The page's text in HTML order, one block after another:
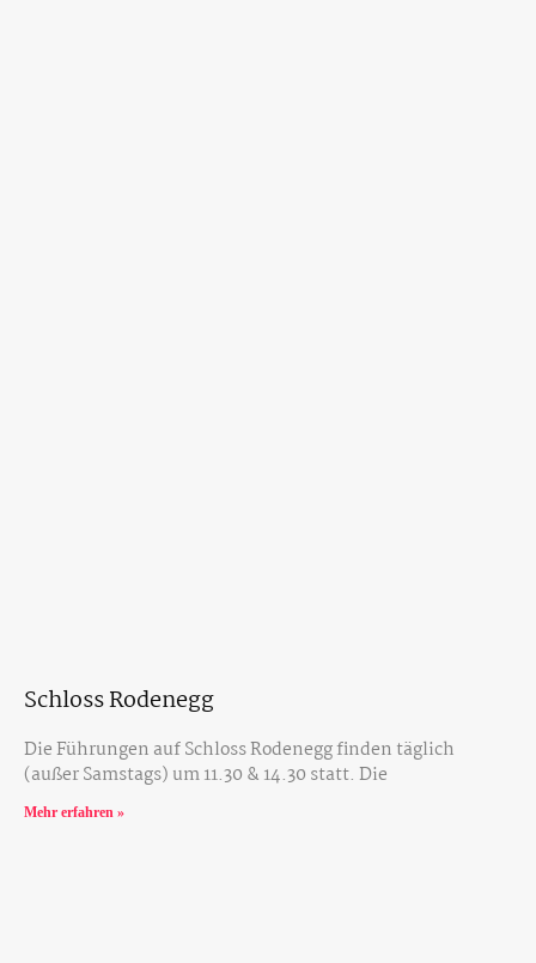
Schloss Rodenegg
Die Führungen auf Schloss Rodenegg finden täglich
(außer Samstags) um 11.30 & 14.30 statt. Die
Mehr erfahren »